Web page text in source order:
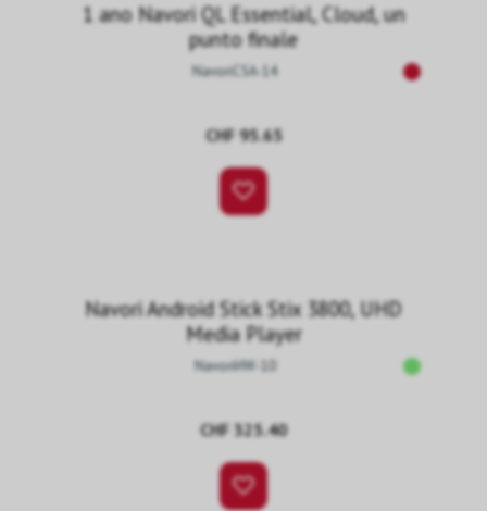
1 ano Navori QL Essential, Cloud, un
punto finale
NavoriCSA-14
CHF 95.65
Navori Android Stick Stix 3800, UHD
Media Player
NavoriHW-10
CHF 325.40